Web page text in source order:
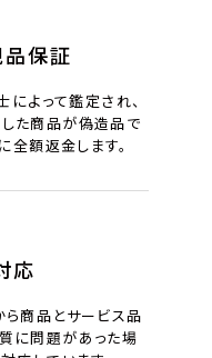
保証
よって鑑定され、
た商品が偽造品で
額返金します。
応
商品とサービス品
に問題があった場